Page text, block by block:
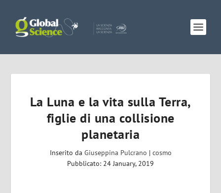
La Luna e la vita sulla Terra,
figlie di una collisione
planetaria
Inserito da Giuseppina Pulcrano | cosmo
Pubblicato: 24 January, 2019